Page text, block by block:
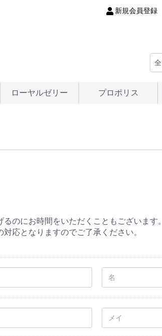
新規会員登録
ローヤルゼリー プロポリス
のにお時間をいただくこともございます。
応となりますのでご了承ください。